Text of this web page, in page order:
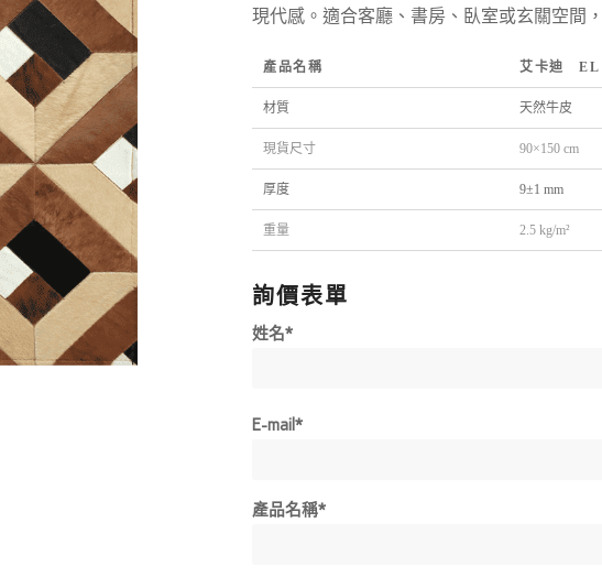
現代感。適合客廳、書房、臥室或玄關空間
產品名稱 艾卡迪 EL
材質 天然牛皮
現貨尺寸 90×150 cm
厚度 9±1 mm
重量 2.5 kg/m²
詢價表單
姓名*
E-mail*
產品名稱*